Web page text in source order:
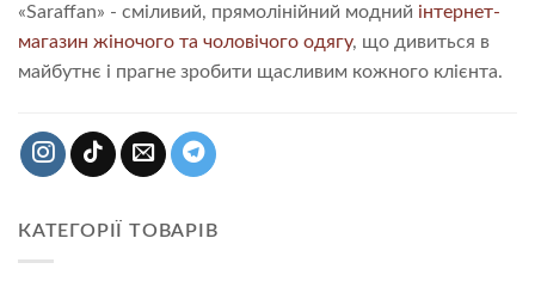
«Saraffan» - сміливий, прямолінійний модний інтернет-
магазин жіночого та чоловічого одягу, що дивиться в
майбутнє і прагне зробити щасливим кожного клієнта.
КАТЕГОРІЇ ТОВАРІВ